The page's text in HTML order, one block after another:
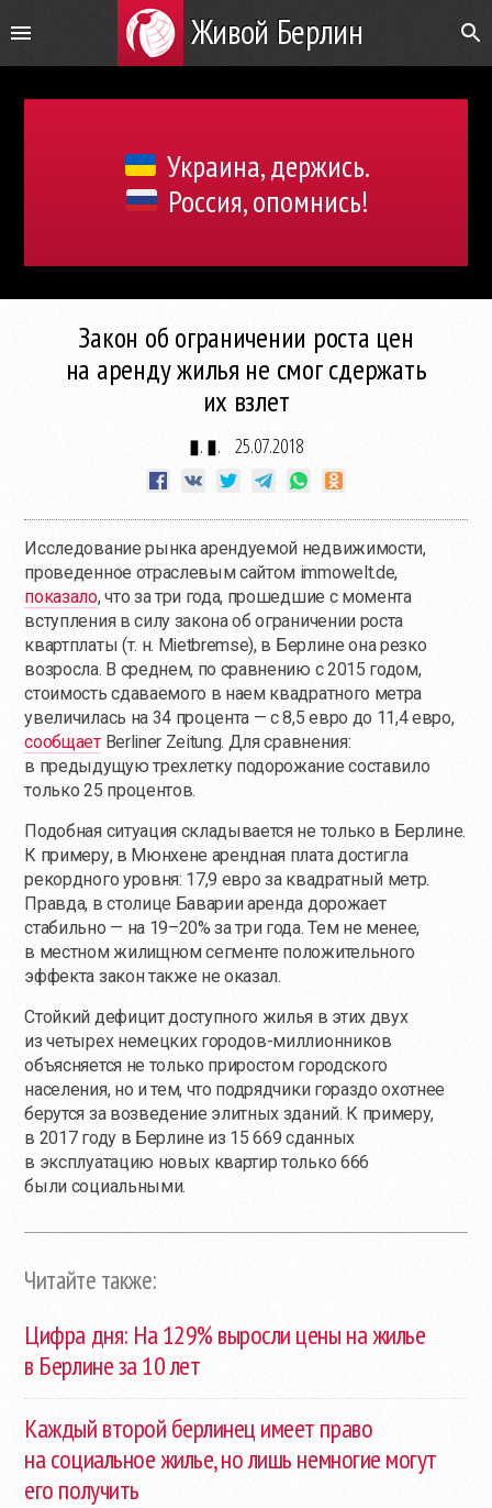
Живой Берлин
Украина, держись.
Россия, опомнись!
Закон об ограничении роста цен
на аренду жилья не смог сдержать
их взлет
▮. ▮. 25.07.2018
Исследование рынка арендуемой недвижимости,
проведенное отраслевым сайтом immowelt.de,
показало, что за три года, прошедшие с момента
вступления в силу закона об ограничении роста
квартплаты (т. н. Mietbremse), в Берлине она резко
возросла. В среднем, по сравнению с 2015 годом,
стоимость сдаваемого в наем квадратного метра
увеличилась на 34 процента — с 8,5 евро до 11,4 евро,
сообщаетBerliner Zeitung. Для сравнения:
в предыдущую трехлетку подорожание составило
только 25 процентов.
Подобная ситуация складывается не только в Берлине.
К примеру, в Мюнхене арендная плата достигла
рекордного уровня: 17,9 евро за квадратный метр.
Правда, в столице Баварии аренда дорожает
стабильно — на 19–20% за три года. Тем не менее,
в местном жилищном сегменте положительного
эффекта закон также не оказал.
Стойкий дефицит доступного жилья в этих двух
из четырех немецких городов-миллионников
объясняется не только приростом городского
населения, но и тем, что подрядчики гораздо охотнее
берутся за возведение элитных зданий. К примеру,
в 2017 году в Берлине из 15 669 сданных
в эксплуатацию новых квартир только 666
были социальными.
Читайте также:
Цифра дня: На 129% выросли цены на жилье
в Берлине за 10 лет
Каждый второй берлинец имеет право
на социальное жилье, но лишь немногие могут
его получить